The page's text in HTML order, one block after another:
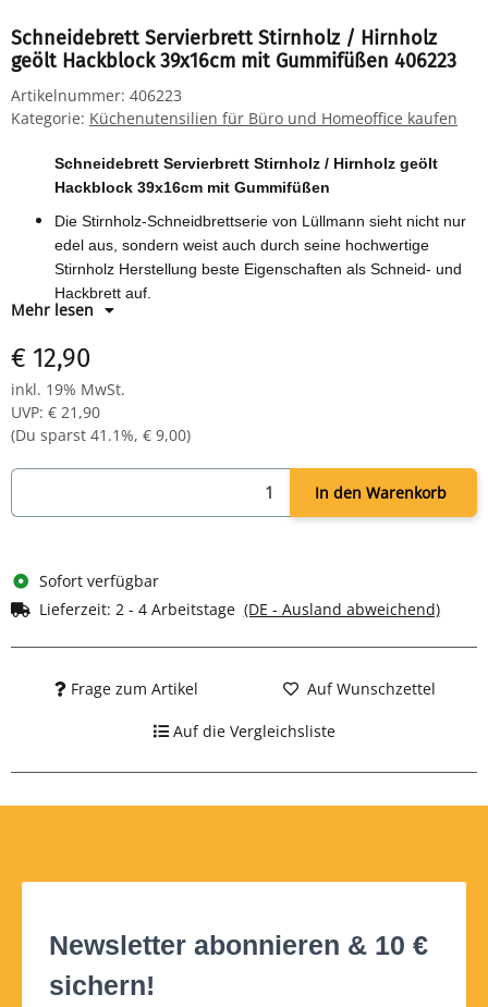
Schneidebrett Servierbrett Stirnholz / Hirnholz
geölt Hackblock 39x16cm mit Gummifüßen 406223
Artikelnummer: 406223
Kategorie: Küchenutensilien für Büro und Homeoffice kaufen
Schneidebrett Servierbrett Stirnholz / Hirnholz geölt
Hackblock 39x16cm mit Gummifüßen
Die Stirnholz-Schneidbrettserie von Lüllmann sieht nicht nur
edel aus, sondern weist auch durch seine hochwertige
Stirnholz Herstellung beste Eigenschaften als Schneid- und
Hackbrett auf.
Hergestellt aus Thailändischen Mangoholz und im
Stirnholz bietet in der Druckfestigkeit und der
Widerstandsfähigkeit gegen Verziehen deutliche Vorteile
gegenüber „normalen“ Holz-Schneidbrettern.
YouTube Produktvideo unter:
Gummifüßen / Gesamthöhe: 4cm
Mehr lesen
€ 12,90
inkl. 19% MwSt.
UVP: € 21,90
(Du sparst 41.1%, € 9,00)
In den Warenkorb
Sofort verfügbar
Lieferzeit: 2 - 4 Arbeitstage (DE - Ausland abweichend)
Frage zum Artikel Auf Wunschzettel
Auf die Vergleichsliste